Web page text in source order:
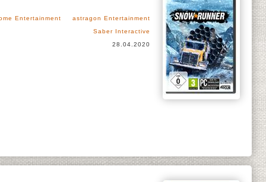
Entertainment
astragon Entertainment
Saber Interactive
28.04.2020